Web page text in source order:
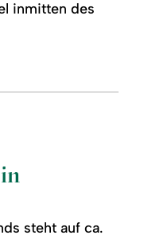
inmitten des
steht auf ca.